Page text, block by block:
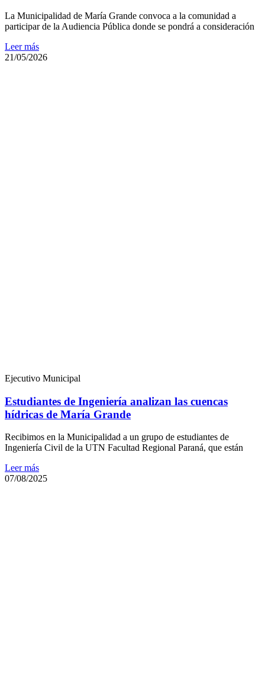
La Municipalidad de María Grande convoca a la comunidad a
participar de la Audiencia Pública donde se pondrá a consideración
Leer más
21/05/2026
Ejecutivo Municipal
Estudiantes de Ingeniería analizan las cuencas
hídricas de María Grande
Recibimos en la Municipalidad a un grupo de estudiantes de
Ingeniería Civil de la UTN Facultad Regional Paraná, que están
Leer más
07/08/2025